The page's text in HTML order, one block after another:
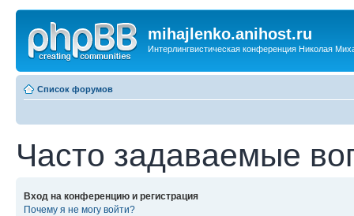
mihajlenko.anihost.ru
Интерлингвистическая конференция Николая
Список форумов
Часто задаваемые
Вход на конференцию и регистрация
Почему я не могу войти?